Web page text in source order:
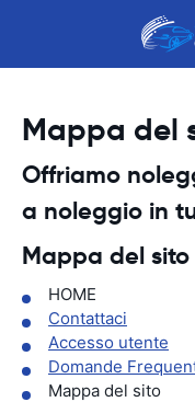
Mappa del
Offriamo
a noleggio in
Mappa del sito
HOME
Contattaci
Accesso utente
Domande
Mappa del sito